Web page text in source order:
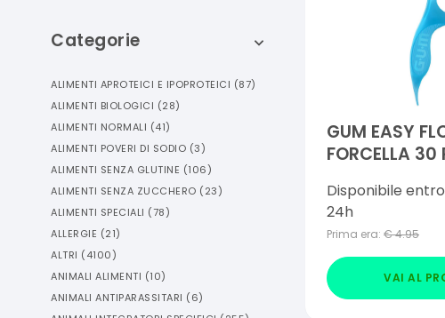
Categorie
ALIMENTI APROTEICI E IPOPROTEICI (87)
ALIMENTI BIOLOGICI (28)
ALIMENTI NORMALI (41)
ALIMENTI POVERI DI SODIO (3)
ALIMENTI SENZA GLUTINE (106)
ALIMENTI SENZA ZUCCHERO (23)
ALIMENTI SPECIALI (78)
ALLERGIE (21)
ALTRI (4100)
ANIMALI ALIMENTI (10)
ANIMALI ANTIPARASSITARI (6)
GUM EASY
FORCELLA 30
Disponibile entro
24h
Prima era: €4.95
VAI AL